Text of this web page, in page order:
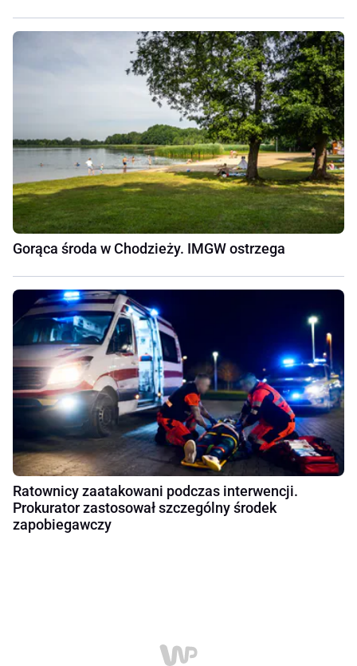
Gorąca środa w Chodzieży. IMGW ostrzega
Ratownicy zaatakowani podczas interwencji.
Prokurator zastosował szczególny środek
zapobiegawczy